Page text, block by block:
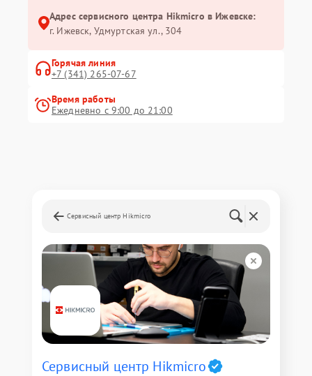
Адрес сервисного центра Hikmicro в Ижевске:
г. Ижевск, Удмуртская ул., 304
Горячая линия
+7 (341) 265-07-67
Время работы
Ежедневно с 9:00 до 21:00
Сервисный центр Hikmicro
Сервисный центр Hikmicro